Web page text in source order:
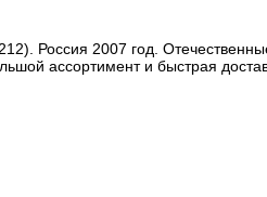
Россия 2007 год.
ассортимент и быстрая